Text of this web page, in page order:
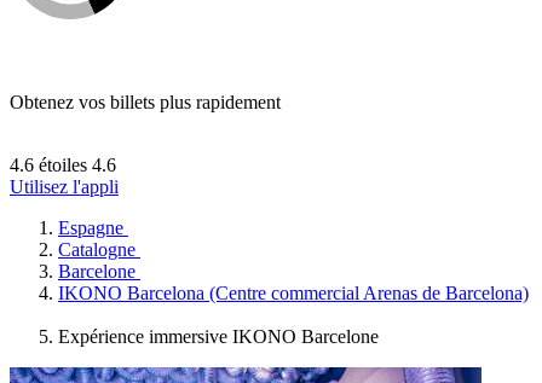
Obtenez vos billets plus rapidement
4.6 étoiles 4.6
Utilisez l'appli
Espagne
Catalogne
Barcelone
IKONO Barcelona (Centre commercial Arenas de Barcelona)
Expérience immersive IKONO Barcelone